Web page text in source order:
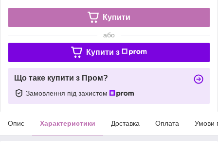
Купити
або
Купити з
Що таке купити з Пром?
Замовлення під захистом
Опис Характеристики Доставка Оплата Умови